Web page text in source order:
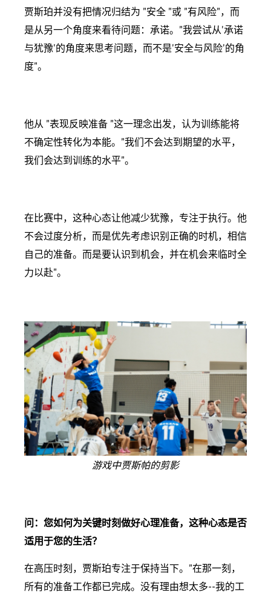
贾斯珀并没有把情况归结为 "安全 "或 "有风险"，而
是从另一个角度来看待问题：承诺。"我尝试从'承诺
与犹豫'的角度来思考问题，而不是'安全与风险'的角
度"。
他从 "表现反映准备 "这一理念出发，认为训练能将
不确定性转化为本能。"我们不会达到期望的水平，
我们会达到训练的水平"。
在比赛中，这种心态让他减少犹豫，专注于执行。他
不会过度分析，而是优先考虑识别正确的时机，相信
自己的准备。而是要认识到机会，并在机会来临时全
力以赴"。
游戏中贾斯帕的剪影
问：您如何为关键时刻做好心理准备，这种心态是否
适用于您的生活？
在高压时刻，贾斯珀专注于保持当下。"在那一刻，
所有的准备工作都已完成。没有理由想太多--我的工